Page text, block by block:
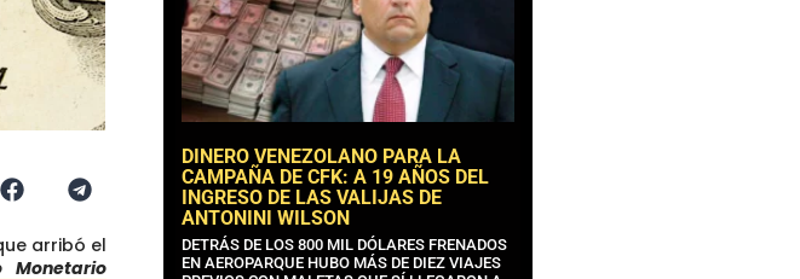
arribó el
Monetario
DINERO VENEZOLANO PARA LA
CAMPAÑA DE CFK: A 19 AÑOS DEL
INGRESO DE LAS VALIJAS DE
ANTONINI WILSON
DETRÁS DE LOS 800 MIL DÓLARES FRENADOS
EN AEROPARQUE HUBO MÁS DE DIEZ VIAJES